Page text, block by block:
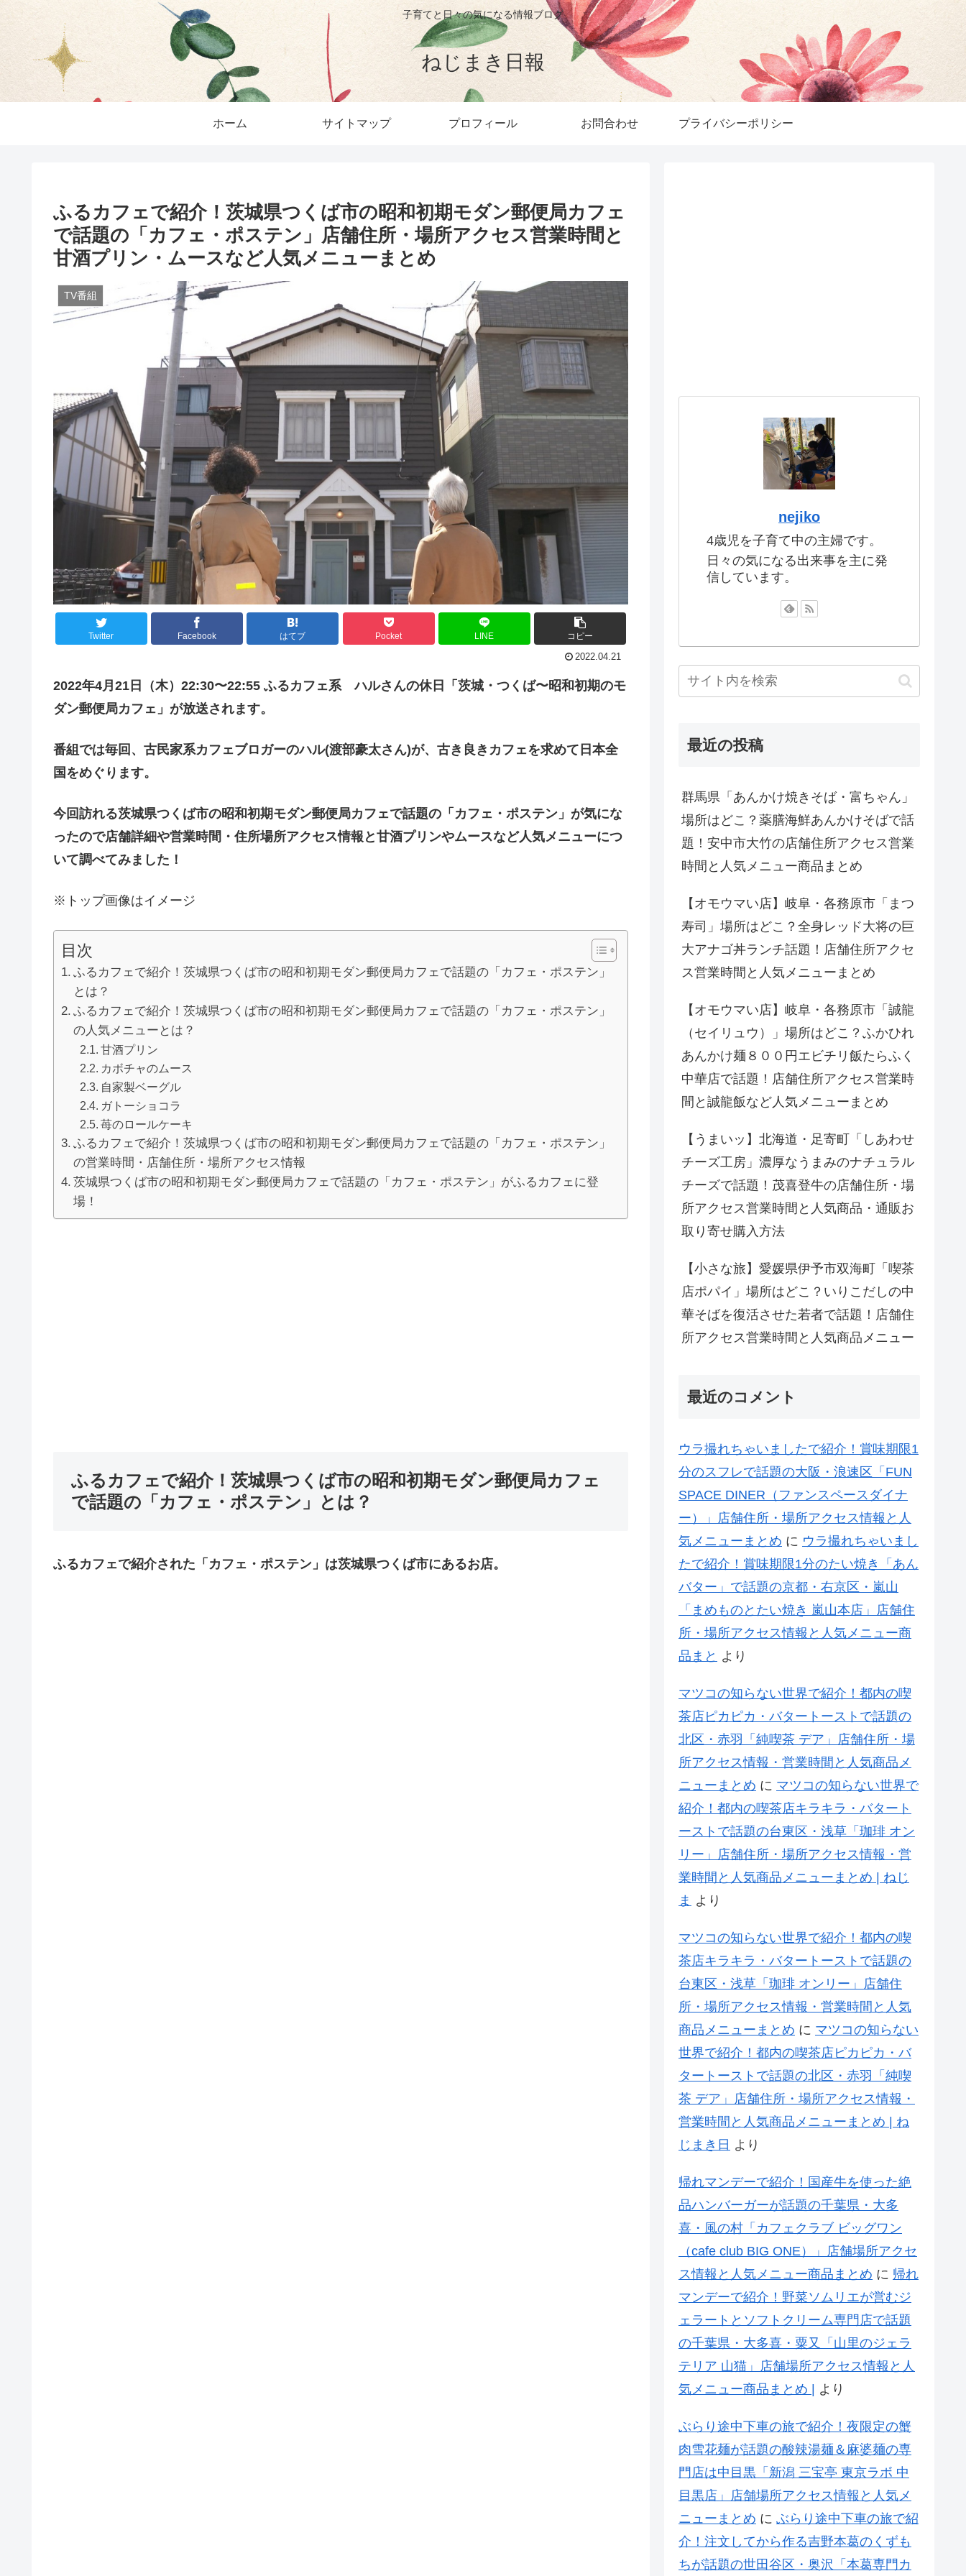
子育てと日々の気になる情報ブログ
ねじまき日報
ホーム サイトマップ プロフィール お問合わせ プライバシーポリシー
ふるカフェで紹介！茨城県つくば市の昭和初期モダン郵便局カフェ
で話題の「カフェ・ポステン」店舗住所・場所アクセス営業時間と
甘酒プリン・ムースなど人気メニューまとめ
TV番組
Twitter Facebook はてブ Pocket LINE コピー
2022.04.21
2022年4月 21 日（木） 22:30〜22:55 ふるカフェ系 ハルさんの休日「茨城・つくば〜昭和初期のモ
ダン郵便局カフェ」が放送されます。
番組では毎回、古民家系カフェブロガーのハル(渡部豪太さん)が、古き良きカフェを求めて日本全
国をめぐります。
今回訪れる茨城県つくば市の昭和初期モダン郵便局カフェで話題の「カフェ・ポステン」が気にな
ったので店舗詳細や営業時間・住所場所アクセス情報と甘酒プリンやムースなど人気メニューにつ
いて調べてみました！
※トップ画像はイメージ
目次
ふるカフェで紹介！茨城県つくば市の昭和初期モダン郵便局カフェで話題の「カフェ・ポステン」
とは？
ふるカフェで紹介！茨城県つくば市の昭和初期モダン郵便局カフェで話題の「カフェ・ポステン」
の人気メニューとは？
甘酒プリン
カボチャのムース
自家製ベーグル
ガトーショコラ
苺のロールケーキ
ふるカフェで紹介！茨城県つくば市の昭和初期モダン郵便局カフェで話題の「カフェ・ポステン」
の営業時間・店舗住所・場所アクセス情報
茨城県つくば市の昭和初期モダン郵便局カフェで話題の「カフェ・ポステン」がふるカフェに登
場！
ふるカフェで紹介！ 茨城県つくば市の昭和初期モダン郵便局カフェ
で話題の「カフェ・ポステン」
とは？
ふるカフェで紹介された「カフェ・ポステン」 は茨城県つくば市にあるお店。
nejiko
4歳児を子育て中の主婦です。
日々の気になる出来事を主に発
信しています。
最近の投稿
群馬県「あんかけ焼きそば・富ちゃん」
場所はどこ？薬膳海鮮あんかけそばで話
題！安中市大竹の店舗住所アクセス営業
時間と人気メニュー商品まとめ
【オモウマい店】岐阜・各務原市「まつ
寿司」場所はどこ？全身レッド大将の巨
大アナゴ丼ランチ話題！店舗住所アクセ
ス営業時間と人気メニューまとめ
【オモウマい店】岐阜・各務原市「誠龍
（セイリュウ）」場所はどこ？ふかひれ
あんかけ麺８００円エビチリ飯たらふく
中華店で話題！店舗住所アクセス営業時
間と誠龍飯など人気メニューまとめ
【うまいッ】北海道・足寄町「しあわせ
チーズ工房」濃厚なうまみのナチュラル
チーズで話題！茂喜登牛の店舗住所・場
所アクセス営業時間と人気商品・通販お
取り寄せ購入方法
【小さな旅】愛媛県伊予市双海町「喫茶
店ポパイ」場所はどこ？いりこだしの中
華そばを復活させた若者で話題！店舗住
所アクセス営業時間と人気商品メニュー
最近のコメント
ウラ撮れちゃいましたで紹介！賞味期限1
分のスフレで話題の大阪・浪速区「FUN
SPACE DINER（ファンスペースダイナ
ー）」店舗住所・場所アクセス情報と人
気メニューまとめ に ウラ撮れちゃいまし
たで紹介！賞味期限1分のたい焼き「あん
バター」で話題の京都・右京区・嵐山
「まめものとたい焼き 嵐山本店」店舗住
所・場所アクセス情報と人気メニュー商
品まと より
マツコの知らない世界で紹介！都内の喫
茶店ピカピカ・バタートーストで話題の
北区・赤羽「純喫茶 デア」店舗住所・場
所アクセス情報・営業時間と人気商品メ
ニューまとめ に マツコの知らない世界で
紹介！都内の喫茶店キラキラ・バタート
ーストで話題の台東区・浅草「珈琲 オン
リー」店舗住所・場所アクセス情報・営
業時間と人気商品メニューまとめ | ねじ
ま より
マツコの知らない世界で紹介！都内の喫
茶店キラキラ・バタートーストで話題の
台東区・浅草「珈琲 オンリー」店舗住
所・場所アクセス情報・営業時間と人気
商品メニューまとめ に マツコの知らない
世界で紹介！都内の喫茶店ピカピカ・バ
タートーストで話題の北区・赤羽「純喫
茶 デア」店舗住所・場所アクセス情報・
営業時間と人気商品メニューまとめ | ね
じまき日 より
帰れマンデーで紹介！国産牛を使った絶
品ハンバーガーが話題の千葉県・大多
喜・風の村「カフェクラブ ビッグワン
（cafe club BIG ONE）」店舗場所アクセ
ス情報と人気メニュー商品まとめ に 帰れ
マンデーで紹介！野菜ソムリエが営むジ
ェラートとソフトクリーム専門店で話題
の千葉県・大多喜・粟又「山里のジェラ
テリア 山猫」店舗場所アクセス情報と人
気メニュー商品まとめ | より
ぶらり途中下車の旅で紹介！夜限定の蟹
肉雪花麺が話題の酸辣湯麺＆麻婆麺の専
門店は中目黒「新潟 三宝亭 東京ラボ 中
目黒店」店舗場所アクセス情報と人気メ
ニューまとめ に ぶらり途中下車の旅で紹
介！注文してから作る吉野本葛のくずも
ちが話題の世田谷区・奥沢「本葛専門カ